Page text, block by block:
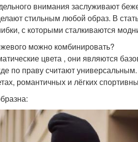
внимания заслуживают
стильным любой образ. В
с которыми сталкиваются
можно комбинировать?
цвета , они являются
по праву считают
романтичных и лёгких